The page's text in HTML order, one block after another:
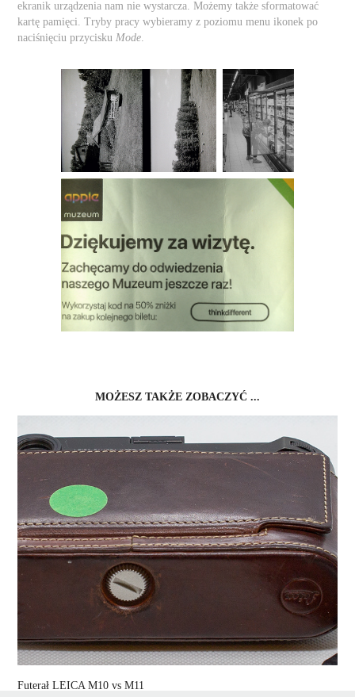
ekranik urządzenia nam nie wystarcza. Możemy także sformatować
kartę pamięci. Tryby pracy wybieramy z poziomu menu ikonek po
naciśnięciu przycisku Mode
MOŻESZ TAKŻE ZOBACZYĆ ...
Futerał LEICA M10 vs M11